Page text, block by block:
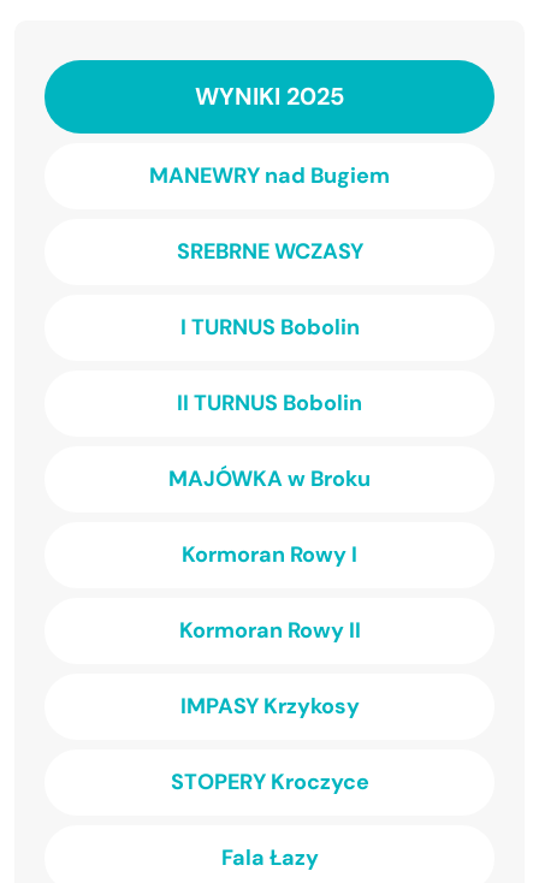
WYNIKI 2025
MANEWRY nad Bugiem
SREBRNE WCZASY
I TURNUS Bobolin
II TURNUS Bobolin
MAJÓWKA w Broku
Kormoran Rowy I
Kormoran Rowy II
IMPASY Krzykosy
STOPERY Kroczyce
Fala Łazy